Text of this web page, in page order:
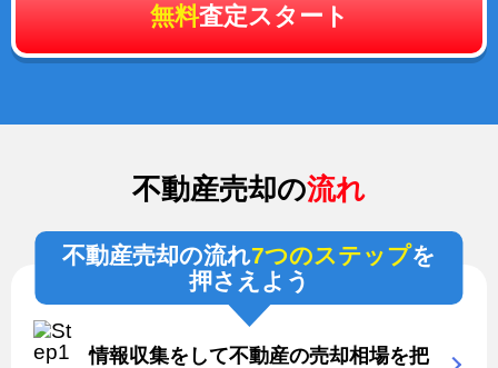
無料査定スタート
不動産売却の流れ
不動産売却の流れ7つのステップを
押さえよう
情報収集をして不動産の売却相場を把